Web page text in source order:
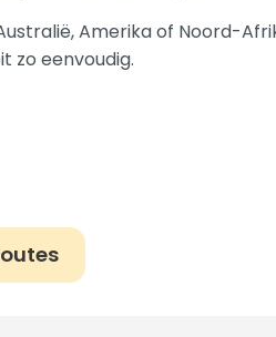
Amerika of Noord-
zo eenvoudig.